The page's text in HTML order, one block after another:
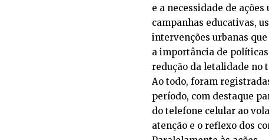
e a necessidade de
campanhas educativas,
intervenções urbanas
a importância de
redução da letalidade no
Ao todo, foram
período, com destaque
do telefone celular ao
atenção e o reflexo dos